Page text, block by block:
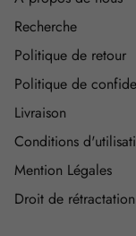
Recherche
Politique de retour
Politique de
Livraison
Conditions
Mention Légales
Droit de rétractation